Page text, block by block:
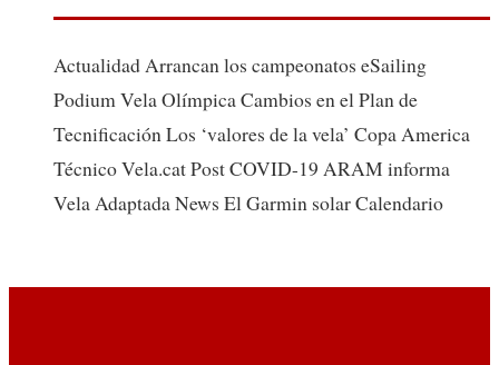
Actualidad Arrancan los campeonatos eSailing
Podium Vela Olímpica Cambios en el Plan de
Tecnificación Los ‘valores de la vela’ Copa America
Técnico Vela.cat Post COVID-19 ARAM informa
Vela Adaptada News El Garmin solar Calendario